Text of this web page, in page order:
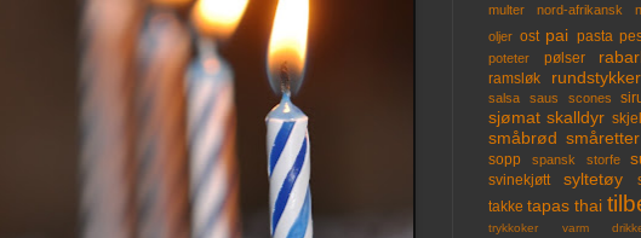
multer nord-afrikansk
oljer ost pai pasta
poteter pølser
ramsløk rundstykker
salsa saus scones
sjømat skalldyr skjell
småbrød småretter
sopp spansk storfe
svinekjøtt syltetøy
takke tapas thai
trykkoker
varm